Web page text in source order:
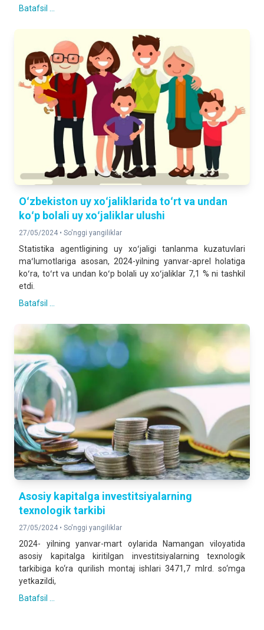
Batafsil ...
Oʻzbekiston uy xoʻjaliklarida toʻrt va undan
koʻp bolali uy xoʻjaliklar ulushi
27/05/2024 • So'nggi yangiliklar
Statistika agentligining uy xoʻjaligi tanlanma kuzatuvlari
maʻlumotlariga asosan, 2024-yilning yanvar-aprel holatiga
koʻra, toʻrt va undan koʻp bolali uy xoʻjaliklar 7,1 % ni tashkil
etdi.
Batafsil ...
Asosiy kapitalga investitsiyalarning
texnologik tarkibi
27/05/2024 • So'nggi yangiliklar
2024- yilning yanvar-mart oylarida Namangan viloyatida
asosiy kapitalga kiritilgan investitsiyalarning texnologik
tarkibiga ko‘ra qurilish montaj ishlari 3471,7 mlrd. so‘mga
yetkazildi,
Batafsil ...